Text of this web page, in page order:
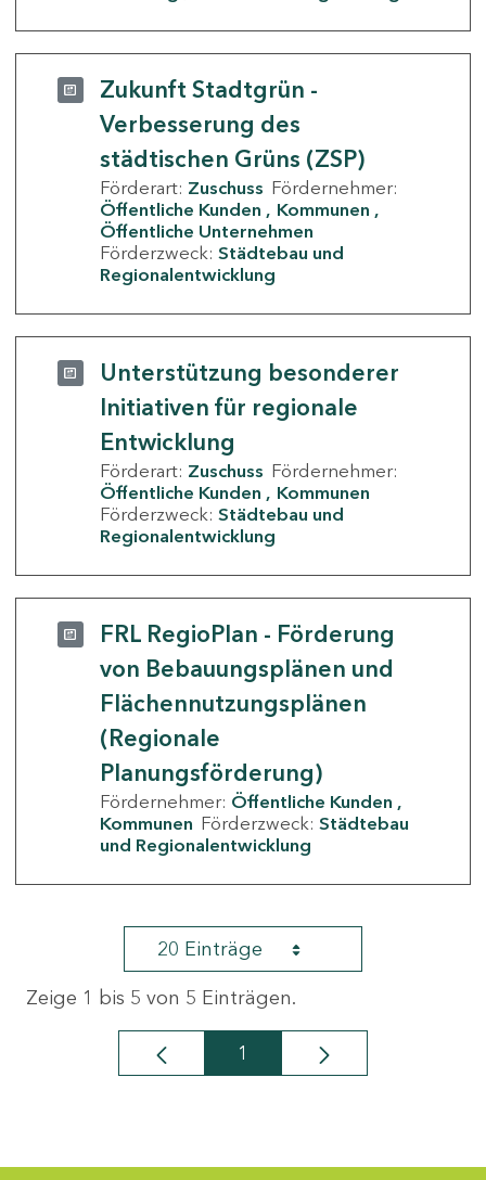
Zukunft Stadtgrün -
Verbesserung des
städtischen Grüns (ZSP)
Förderart: Zuschuss Fördernehmer:
Öffentliche Kunden
Kommunen
Öffentliche Unternehmen
Förderzweck: Städtebau und
Regionalentwicklung
Unterstützung besonderer
Initiativen für regionale
Entwicklung
Förderart: Zuschuss Fördernehmer:
Öffentliche Kunden
Kommunen
Förderzweck: Städtebau und
Regionalentwicklung
FRL RegioPlan - Förderung
von Bebauungsplänen und
Flächennutzungsplänen
(Regionale
Planungsförderung)
Fördernehmer: Öffentliche Kunden
Kommunen Förderzweck: Städtebau
und Regionalentwicklung
20 Einträge
Zeige 1 bis 5 von 5 Einträgen.
Seite
1